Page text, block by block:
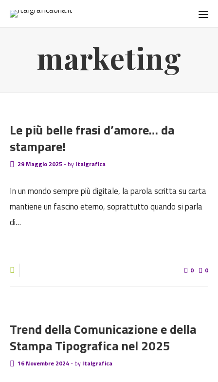
marketing
Le più belle frasi d’amore… da
stampare!
29 Maggio 2025 - by Italgrafica
In un mondo sempre più digitale, la parola scritta su carta
mantiene un fascino eterno, soprattutto quando si parla
di…
0
0
Trend della Comunicazione e della
Stampa Tipografica nel 2025
16 Novembre 2024- by Italgrafica